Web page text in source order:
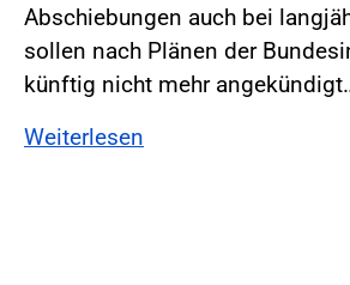
Abschiebungen auch bei
sollen nach Plänen der
künftig nicht mehr
Weiterlesen